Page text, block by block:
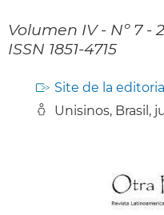
Volumen IV - Nº 7 -
ISSN 1851-4715
Site de la editorial
Unisinos, Brasil,